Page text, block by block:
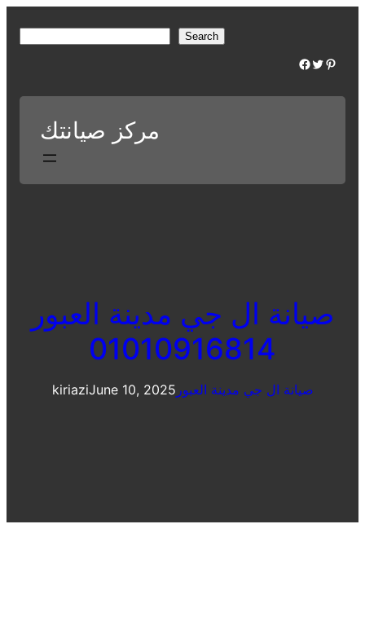
r
Search
Facebook Twitter Pinterest
مركز صيانتك
صيانة ال جي مدينة العبور
01010916814
kiriaziJune 10, 2025 صيانة ال جي مدينة العبور